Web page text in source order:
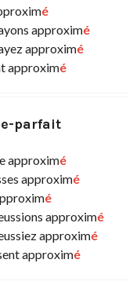
é
approximé
approximé
approximé
parfait
approximé
approximé
é
approximé
approximé
approximé